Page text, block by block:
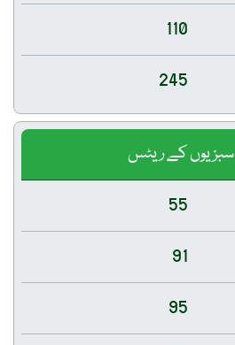
110
245
سبزیوں کے ریٹس
55
91
95